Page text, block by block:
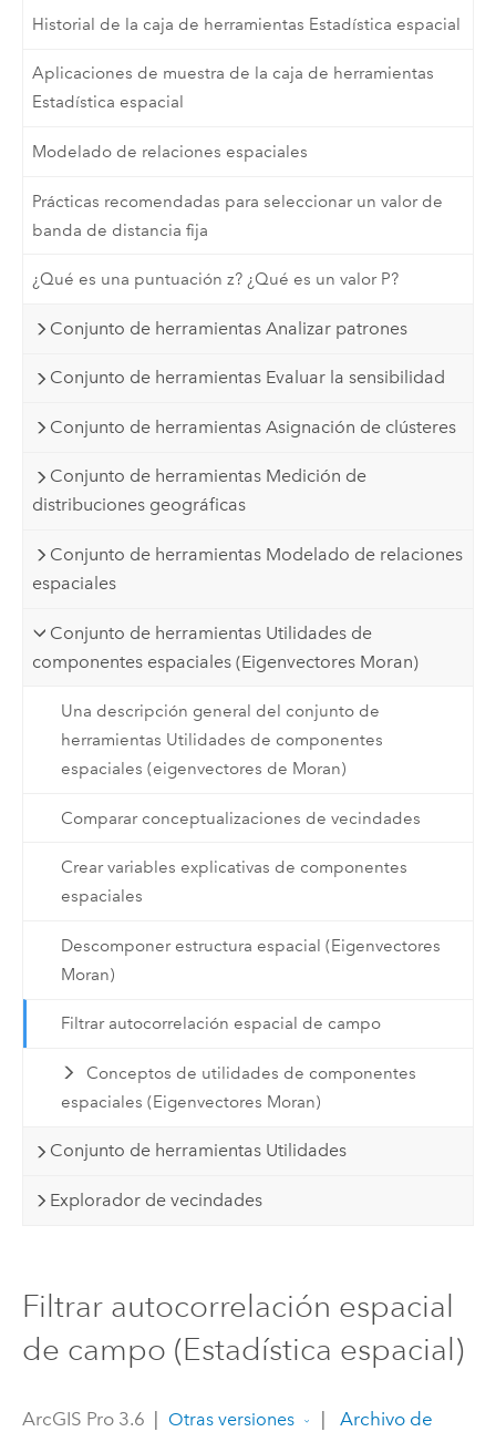
Historial de la caja de herramientas Estadística espacial
Aplicaciones de muestra de la caja de herramientas
Estadística espacial
Modelado de relaciones espaciales
Prácticas recomendadas para seleccionar un valor de
banda de distancia fija
¿Qué es una puntuación z? ¿Qué es un valor P?
Conjunto de herramientas Analizar patrones
Conjunto de herramientas Evaluar la sensibilidad
Conjunto de herramientas Asignación de clústeres
Conjunto de herramientas Medición de
distribuciones geográficas
Conjunto de herramientas Modelado de relaciones
espaciales
Conjunto de herramientas Utilidades de
componentes espaciales (Eigenvectores Moran)
Una descripción general del conjunto de
herramientas Utilidades de componentes
espaciales (eigenvectores de Moran)
Comparar conceptualizaciones de vecindades
Crear variables explicativas de componentes
espaciales
Descomponer estructura espacial (Eigenvectores
Moran)
Filtrar autocorrelación espacial de campo
Conceptos de utilidades de componentes
espaciales (Eigenvectores Moran)
Conjunto de herramientas Utilidades
Explorador de vecindades
Filtrar autocorrelación espacial
de campo (Estadística espacial)
ArcGIS Pro 3.6 Otras versiones
Archivo de